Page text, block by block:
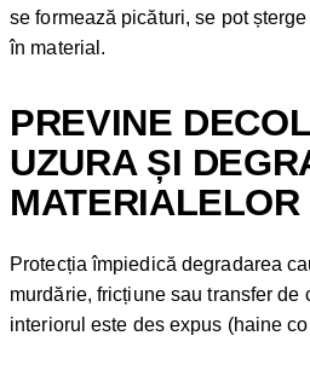
se formează picături, se pot
în material.
PREVINE
UZURA ȘI
MATERIALELOR
Protecția împiedică degradarea
murdărie, fricțiune sau transfer
interiorul este des expus (haine